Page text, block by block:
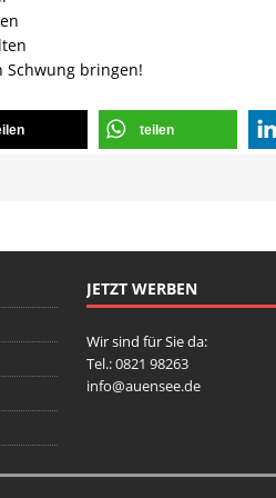
Schwung bringen!
teilen
JETZT WERBEN
Wir sind für Sie da:
Tel.: 0821 98263
info@auensee.de